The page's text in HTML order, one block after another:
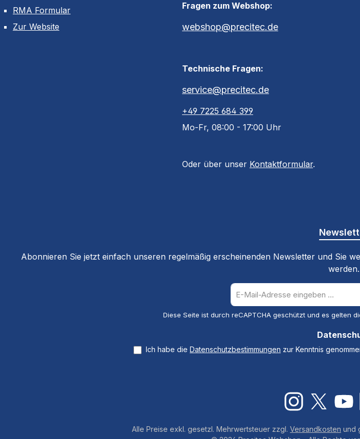
RMA Formular
Zur Website
Fragen zum Webshop:
webshop@precitec.de
Technische Fragen:
service@precitec.de
+49 7225 684 399
Mo-Fr, 08:00 - 17:00 Uhr
Oder über unser Kontaktformular.
Abonnieren Sie jetzt einfach unseren regelmäßig erscheinenden Newsletter und Sie
werden.
E-
Mail-
Adresse
*
Diese Seite ist durch reCAPTCHA geschützt und es gelten
Ich habe die Datenschutzbestimmungen zur Kenntnis
InstagramX / TwitterYouTube
Alle Preise exkl. gesetzl. Mehrwertsteuer zzgl. Versandkosten und